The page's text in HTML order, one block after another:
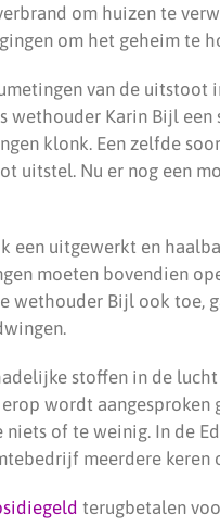
om huizen te
om het geheim te
van de uitstoot
wethouder Karin Bijl een
klonk. Een zelfde
uitstel. Nu er nog een
een uitgewerkt en
moeten bovendien
wethouder Bijl ook toe,
stoffen in de
wordt aangesproken
of te weinig. In de
meerdere keren
terugbetalen